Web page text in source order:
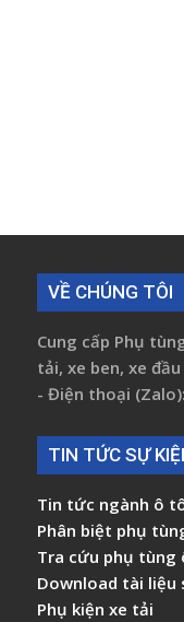
VỀ CHÚNG TÔI
Cung cấp Phụ
tải, xe ben, xe đầu
- Điện thoại
TIN TỨC SỰ
Tin tức ngành ô
Phân biệt phụ
Tra cứu phụ tùng
Download tài liệu
Phụ kiện xe tải